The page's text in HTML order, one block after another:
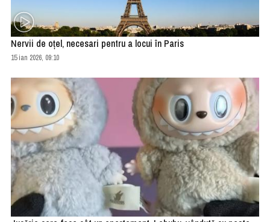
Nervii de oţel, necesari pentru a locui în Paris
15 ian 2026, 09:10